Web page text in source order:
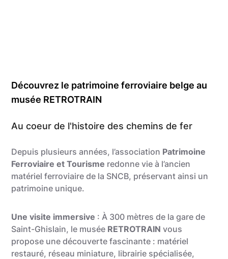
Découvrez le patrimoine ferroviaire belge au
musée RETROTRAIN
Au coeur de l'histoire des chemins de fer
Depuis plusieurs années, l’association Patrimoine
Ferroviaire et Tourisme redonne vie à l’ancien
matériel ferroviaire de la SNCB, préservant ainsi un
patrimoine unique.
Une visite immersive : À 300 mètres de la gare de
Saint-Ghislain, le musée RETROTRAIN vous
propose une découverte fascinante : matériel
restauré, réseau miniature, librairie spécialisée,